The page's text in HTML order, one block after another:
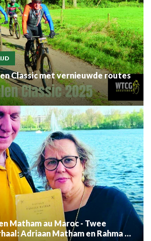
Vasser Heuvelen Classic met vernieuwde routes
Matham au Maroc - Twee
Adriaan Matham en Rahma el